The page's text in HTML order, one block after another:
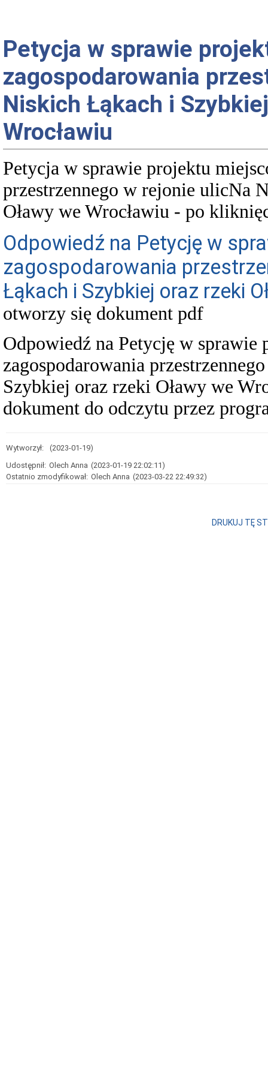
Petycja w sprawie
zagospodarowania
Niskich Łąkach i
Wrocławiu
Petycja w sprawie projektu
przestrzennego w rejonie ulicNa
Oławy we Wrocławiu - po
Odpowiedź na Petycję w
zagospodarowania
Łąkach i Szybkiej oraz rzeki
otworzy się dokument pdf
Odpowiedź na Petycję w
zagospodarowania
Szybkiej oraz rzeki Oławy we
dokument do odczytu przez
Wytworzył:
(2023-01-19)
Udostępnił: Olech Anna (2023-01-19 22:02:11)
Ostatnio zmodyfikował: Olech Anna (2023-03-22 22:49:32)
DRUKUJ TĘ